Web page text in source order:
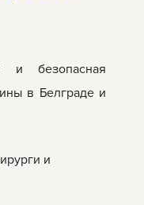
и безопасная
в Белграде и
и